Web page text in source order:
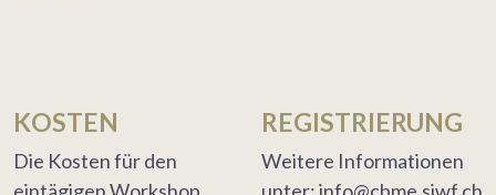
KOSTEN
Die Kosten für den
REGISTRIERUNG
Weitere Informationen